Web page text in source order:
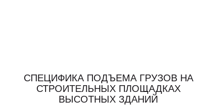
СПЕЦИФИКА ПОДЪЕМА ГРУЗОВ НА
СТРОИТЕЛЬНЫХ ПЛОЩАДКАХ
ВЫСОТНЫХ ЗДАНИЙ